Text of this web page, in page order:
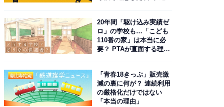
20年間「駆け込み実績ゼ
ロ」の学校も…「こども
110番の家」は本当に必
要？ PTAが直面する理想
「青春18きっぷ」販売激
減の裏に何が？ 連続利用
の厳格化だけではない
「本当の理由」